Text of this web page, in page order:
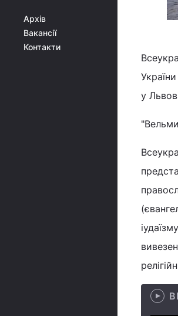
Архів
Вакансії
Контакти
у